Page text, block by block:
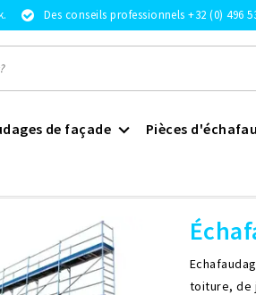
Des conseils professionnels +32 (0) 496
de façade Pièces
toiture, de